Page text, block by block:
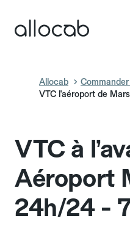
Allocab
VTC l'aéroport de
VTC à
Aéroport
24h/24 -